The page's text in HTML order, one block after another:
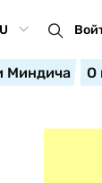
Миндича О